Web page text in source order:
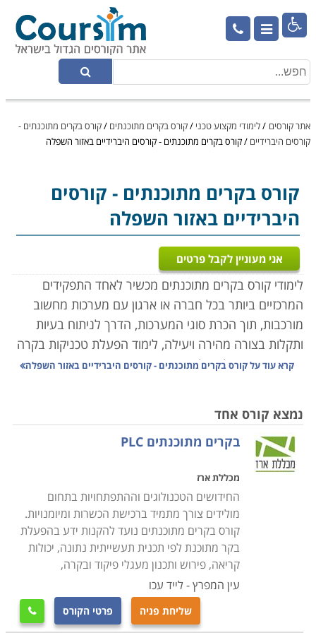

אתר קורסים /לימודי מקצוע טכני /קורס בקרים מתוכנתים /קורס בקרים מתוכנתים -
קורסים היברידיים /קורס בקרים מתוכנתים - קורסים היברידיים באזור השפלה
קורס בקרים מתוכנתים - קורסים
היברידיים באזור השפלה
אני מעוניין לקבל פרטים
לימודי קורס בקרים מתוכנתים מכשיר לאחד התפקידים
המרכזיים ביותר בכל חברה או ארגון עם מערכות מחשוב
מורכבות, תוך הכרת סוגי המערכות, הדרך לניתוח בעיות
ותקלות בצורה מהירה ויעילה, לימוד הפעלת טכניקות בקרה
שונות ופיקוח על האלמנטים הרבים המרכיבים את המערכת
תהליך בקרה נעשו בעבר באופן ידני, ברמת דיוק פחותה
ותגובה איטית, אשר הקשו על הצורך בשמירת ערכים
קבועים של משתנים כגון לחץ, חום, זרימה, או לחות.
ההתפתחויות הטכנולוגיות הביאו לפיתוח תחום הנדסת
המכשור והבקרה. תחום זה עוסק בתכנון ויישום מערכות
ממוחשבות לבקרת משתנים כמו ספיקה, טמפרטורה, תנאי
אקלים, בקרת נוזלים, מערכות הנעה, משקל, אנרגיה
ורובוטיקה, איסוף נתונים ומעקב אחרי פעילות המערכת
המכשור והבקרה משמשים כיום בתפקיד מרכזי במפעלים
קרא עוד עלקורס בקרים מתוכנתים - קורסים היברידיים באזור השפלה
נמצא קורס אחד
בקרים מתוכנתים PLC
מכללת ארז
החידושים הטכנולוגים וההתפתחויות בתחום
מולידים צורך מתמיד ברכישת הכשרות ומיומנויות.
קורס בקרים מתוכנתים נועד להקנות ידע בהפעלת
בקר מתוכנת לפי תכנית תעשייתית נתונה, יכולות
קריאה, פירוש ותכנון מעגלי פיקוד ובקרה,
עין המפרץ - לייד עכו
שליחת פניה פרטי הקורס 